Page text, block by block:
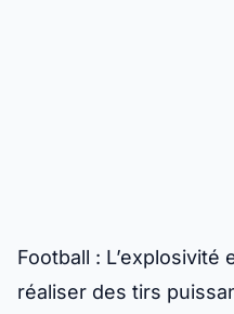
Football : L’explosivité
réaliser des tirs